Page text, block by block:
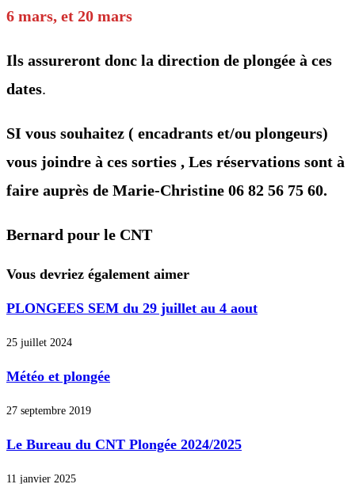
6 mars, et 20 mars
Ils assureront donc la direction de plongée à ces
dates.
SI vous souhaitez ( encadrants et/ou plongeurs)
vous joindre à ces sorties , Les réservations sont à
faire auprès de Marie-Christine 06 82 56 75 60.
Bernard pour le CNT
Vous devriez également aimer
PLONGEES SEM du 29 juillet au 4 aout
25 juillet 2024
Météo et plongée
27 septembre 2019
Le Bureau du CNT Plongée 2024/2025
11 janvier 2025